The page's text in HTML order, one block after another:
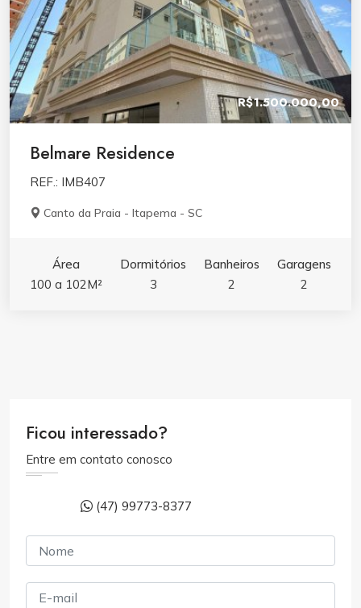
R$1.500.000,00
Belmare Residence
REF.: IMB407
Canto da Praia - Itapema - SC
Área
100 a 102M²
Dormitórios
3
Banheiros
2
Garagens
2
Ficou interessado?
Entre em contato conosco
(47) 99773-8377